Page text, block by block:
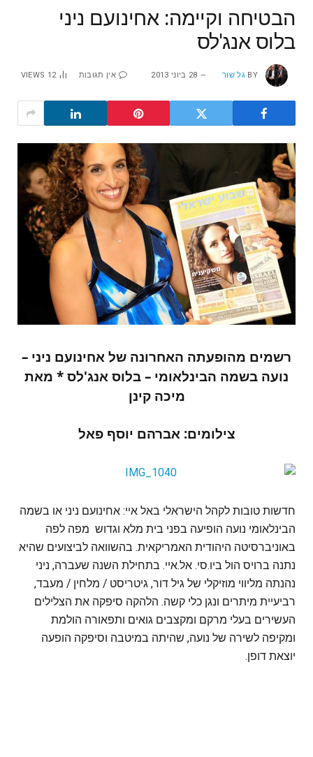
הבטיחה וקיימה: אחינועם ניני
בלוס אנג'לס
BY גל שור 28 ביוני 2013 אין תגובות 12
VIEWS
רשמים מהופעתה האחרונה של אחינועם ניני –
נועה בשמה הבינלאומי – בלוס אנג'לס * מאת
מיכה קינן
צילומים: אברהם יוסף פאל
חדשות טובות לקהל הישראלי באל איי: אחינועם ניני או בשמה
הבינלאומי נועה הופיעה בפני בית מלא וגדוש מפה לפה
באוניברסיטה היהודית האמריקאית. בהשוואה לביצועים שהיא
נתנה ברויס הול ביו.סי. אל.איי. בתחילת השנה שעברה, ניני
נהנתה מליווי מוזיקלי של גיל דור, גיטריסט / מלחין / מעבד,
רביעיית מיתרים ונגן כלי קשה. הלהקה סיפקה את הצלילים
העשירים בעלי מרקם ומקצבים גואים ותפאורה הולמת
ומקיפה לשירה של נועה, שהיתה במיטבה וסיפקה הופעה
יוצאת דופן.